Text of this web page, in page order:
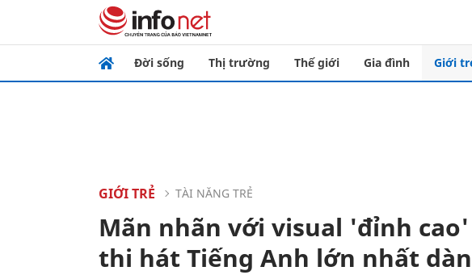
Đời sống Thị trường Thế giới Gia đình Giới
GIỚI TRẺ TÀI NĂNG TRẺ
Mãn nhãn với visual 'đỉnh
thi hát Tiếng Anh lớn nhất